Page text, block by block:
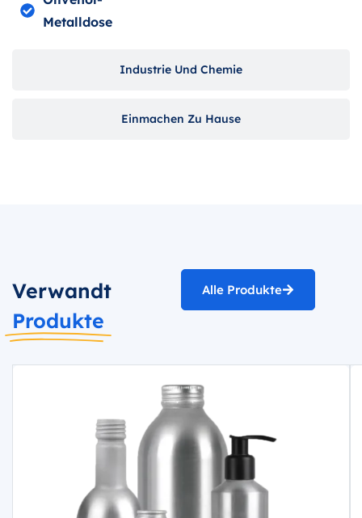
Industrie Und Chemie
Einmachen Zu Hause
Metalldose
Verwandt
Produkte
Alle Produkte